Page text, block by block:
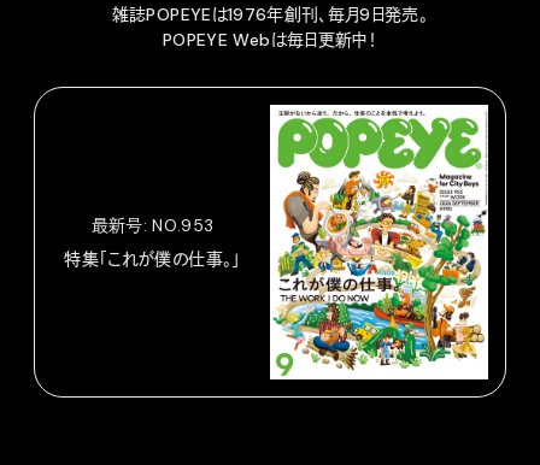
雑誌POPEYEは1976年創刊、毎月9日発売。
POPEYE Webは毎日更新中！
最新号: NO.953
特集「これが僕の仕事。」